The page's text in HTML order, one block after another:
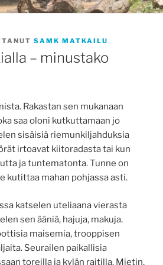
SAMK MATKAILU
– minustako
Rakastan sen mukanaan
saa oloni kutkuttamaan jo
sisäisiä riemunkiljahduksia
irtoavat kiitoradasta tai kun
ja tuntematonta. Tunne on
kutittaa mahan pohjassa asti.
katselen uteliaana vierasta
sen ääniä, hajuja, makuja.
maisemia, trooppisen
Seurailen paikallisia
toreilla ja kylän raitilla. Mietin,